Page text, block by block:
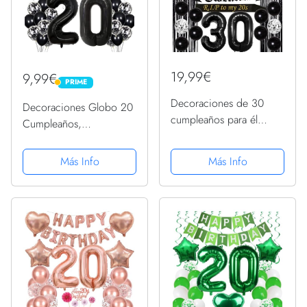
9,99€ PRIME
PRIME
Decoraciones Globo 20
Cumpleaños,
Años Hombre,
Decoraciones Fiesta
Blanco y Negro, 20
Hombre, Plata
Decoraciones...
Más Info
19,99€
Decoraciones de 30
cumpleaños para él
Death to My Twenties,
Rip to My 20s Sash,
Globo número 30,
Banner de globo de feliz
cumpleaños,...
Más Info